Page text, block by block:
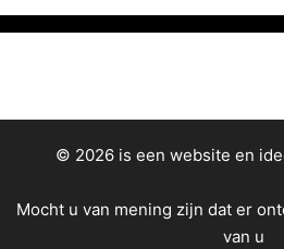
© 2026 is een website en
Mocht u van mening zijn dat er
van u